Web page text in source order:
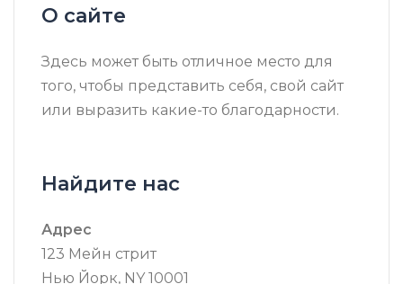
О сайте
Здесь может быть отличное место для
того, чтобы представить себя, свой сайт
или выразить какие-то благодарности.
Найдите нас
Адрес
123 Мейн стрит
Нью Йорк, NY 10001